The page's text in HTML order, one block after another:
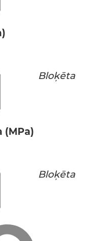
Bloķēta
(MPa)
Bloķēta